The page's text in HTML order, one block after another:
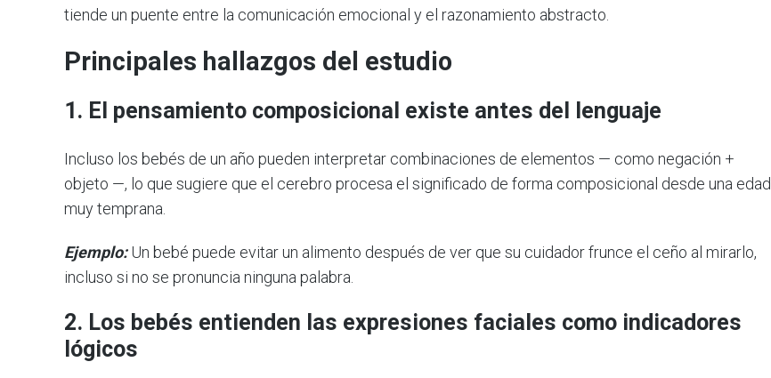
tiende un puente entre la comunicación emocional y el razonamiento abstracto.
Principales hallazgos del estudio
1. El pensamiento composicional existe antes del lenguaje
Incluso los bebés de un año pueden interpretar combinaciones de elementos — como negación +
objeto —, lo que sugiere que el cerebro procesa el significado de forma composicional desde una edad
muy temprana.
Ejemplo:Un bebé puede evitar un alimento después de ver que su cuidador frunce el ceño al mirarlo,
incluso si no se pronuncia ninguna palabra.
2. Los bebés entienden las expresiones faciales como indicadores
lógicos